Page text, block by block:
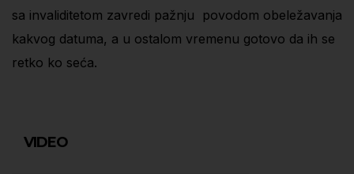
sa invaliditetom zavredi pažnju povodom obeležavanja
kakvog datuma, a u ostalom vremenu gotovo da ih se
retko ko seća.
VIDEO